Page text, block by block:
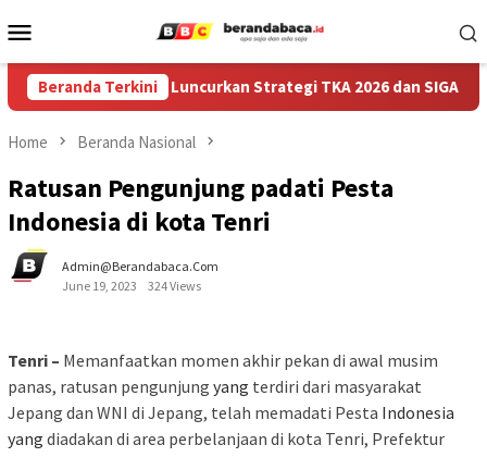
to
Menu
Beranda Terkini
Jember Luncurkan Strategi TKA 2026 dan SIGAP,
Home Beranda Nasional
Ratusan Pengunjung padati Pesta
Indonesia di kota Tenri
Admin@berandabaca.com
June 19, 2023
324 Views
Tenri – Memanfaatkan momen akhir pekan di awal musim
panas, ratusan pengunjung yang terdiri dari masyarakat
Jepang dan WNI di Jepang, telah memadati Pesta Indonesia
yang diadakan di area perbelanjaan di kota Tenri, Prefektur